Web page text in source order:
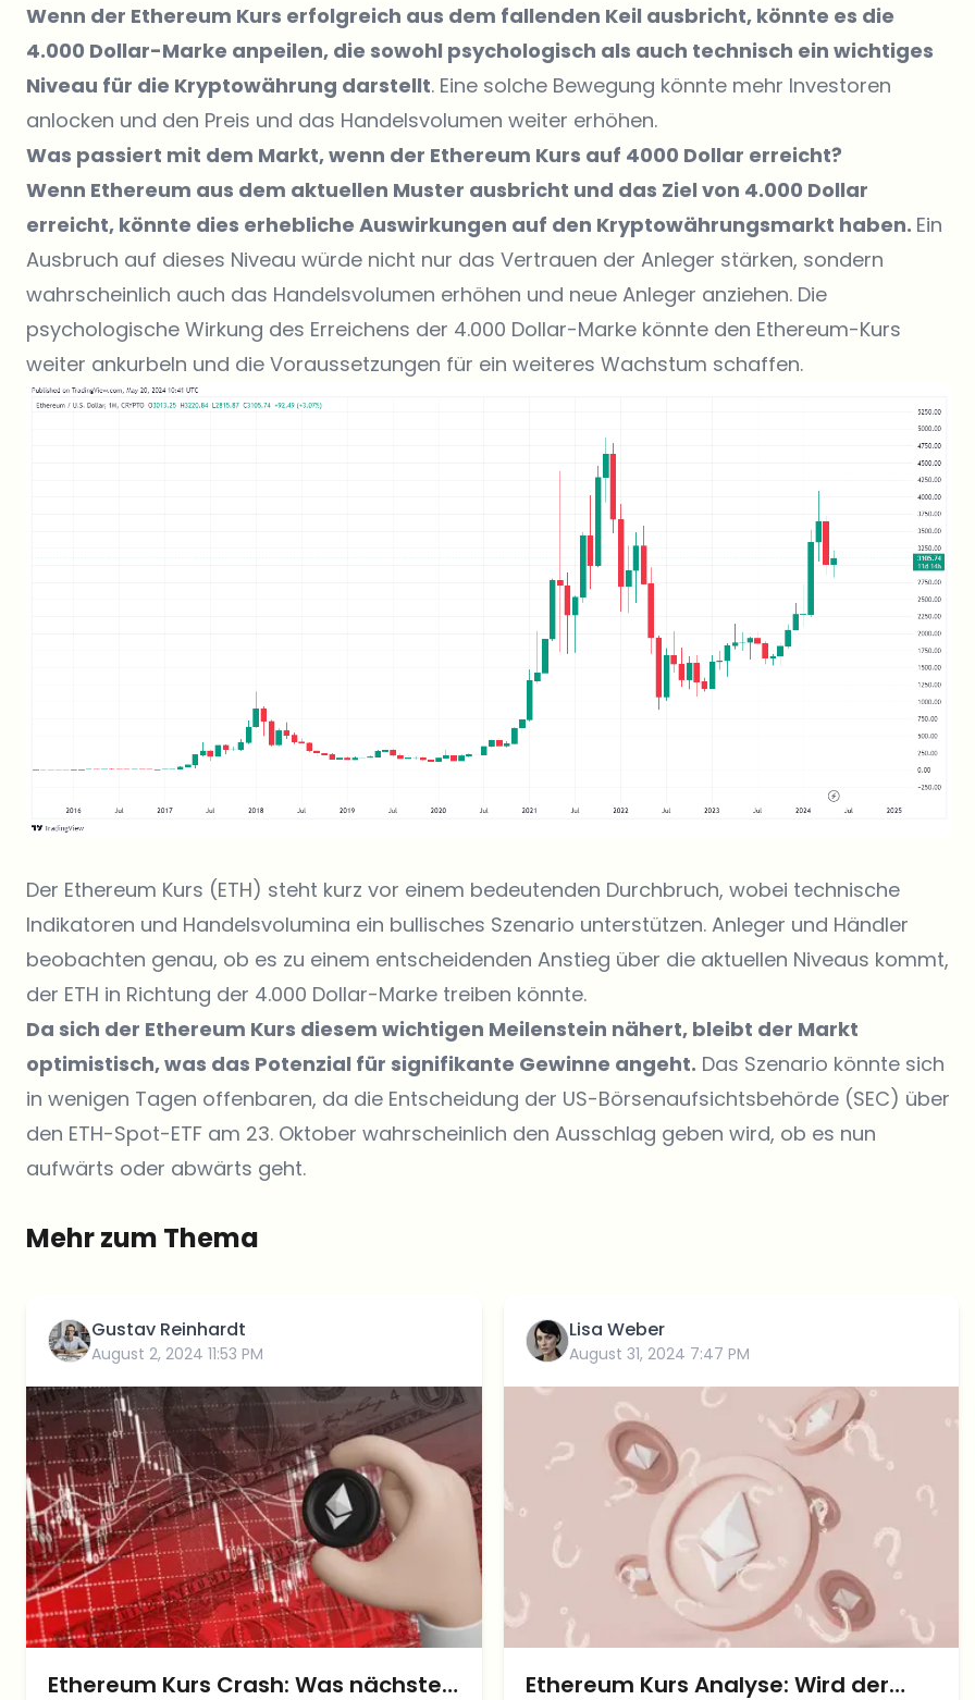
Wenn der Ethereum Kurs erfolgreich aus dem fallenden Keil ausbricht, könnte es die
4.000 Dollar-Marke anpeilen, die sowohl psychologisch als auch technisch ein wichtiges
Niveau für die Kryptowährung darstellt. Eine solche Bewegung könnte mehr Investoren
anlocken und den Preis und das Handelsvolumen weiter erhöhen.
Was passiert mit dem Markt, wenn der Ethereum Kurs auf 4000 Dollar erreicht?
Wenn Ethereum aus dem aktuellen Muster ausbricht und das Ziel von 4.000 Dollar
erreicht, könnte dies erhebliche Auswirkungen auf den Kryptowährungsmarkt haben. Ein
Ausbruch auf dieses Niveau würde nicht nur das Vertrauen der Anleger stärken, sondern
wahrscheinlich auch das Handelsvolumen erhöhen und neue Anleger anziehen. Die
psychologische Wirkung des Erreichens der 4.000 Dollar-Marke könnte den Ethereum-Kurs
weiter ankurbeln und die Voraussetzungen für ein weiteres Wachstum schaffen.
Der Ethereum Kurs (ETH) steht kurz vor einem bedeutenden Durchbruch, wobei technische
Indikatoren und Handelsvolumina ein bullisches Szenario unterstützen. Anleger und Händler
beobachten genau, ob es zu einem entscheidenden Anstieg über die aktuellen Niveaus kommt,
der ETH in Richtung der 4.000 Dollar-Marke treiben könnte.
Da sich der Ethereum Kurs diesem wichtigen Meilenstein nähert, bleibt der Markt
optimistisch, was das Potenzial für signifikante Gewinne angeht. Das Szenario könnte sich
in wenigen Tagen offenbaren, da die Entscheidung der US-Börsenaufsichtsbehörde (SEC) über
den ETH-Spot-ETF am 23. Oktober wahrscheinlich den Ausschlag geben wird, ob es nun
aufwärts oder abwärts geht.
Mehr zum Thema
Gustav Reinhardt
August 2, 2024 11:53 PM
Ethereum Kurs Crash: Was nächste
Lisa Weber
August 31, 2024 7:47 PM
Ethereum Kurs Analyse: Wird der